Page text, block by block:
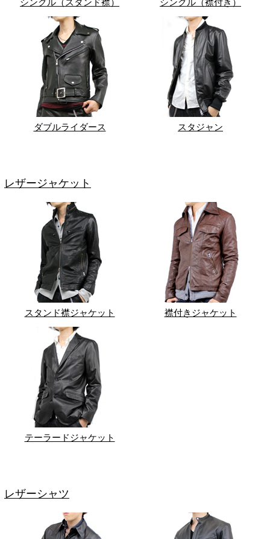
シングル（スタンド襟） シングル（襟付き）
ダブルライダース スタジャン
レザージャケット
スタンド襟ジャケット 襟付きジャケット
テーラードジャケット
レザーシャツ